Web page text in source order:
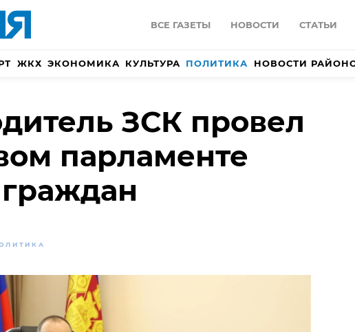
ВСЕ ГАЗЕТЫ НОВОСТИ СТАТЬИ
ЖКХ ЭКОНОМИКА КУЛЬТУРА ПОЛИТИКА НОВОСТИ
ЗСК провел
парламенте